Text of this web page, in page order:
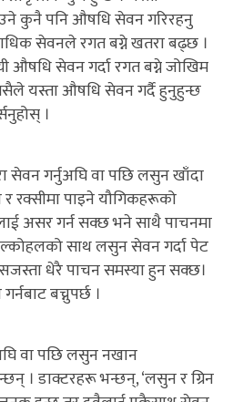
कुनै पनि औषधि सेवन गरिरहनु
सेवनले रगत बग्ने खतरा बढ्छ ।
सेवन गर्दा रगत बग्ने जोखिम
यस्ता औषधि सेवन गर्दै हुनुहुन्छ
।
सेवन गर्नुअघि वा पछि लसुन खाँदा
रक्सीमा पाइने यौगिकहरूको
असर गर्न सक्छ भने साथै पाचनमा
साथ लसुन सेवन गर्दा पेट
धेरै पाचन समस्या हुन सक्छ।
बच्नुपर्छ ।
वा पछि लसुन नखान
। डाक्टरहरू भन्छन्, ‘लसुन र ग्रिन